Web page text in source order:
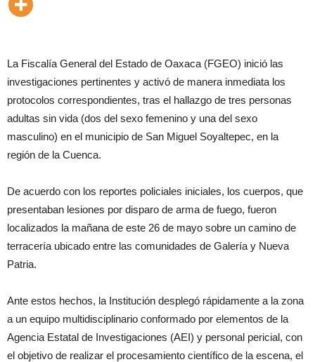
La Fiscalía General del Estado de Oaxaca (FGEO) inició las
investigaciones pertinentes y activó de manera inmediata los
protocolos correspondientes, tras el hallazgo de tres personas
adultas sin vida (dos del sexo femenino y una del sexo
masculino) en el municipio de San Miguel Soyaltepec, en la
región de la Cuenca.
De acuerdo con los reportes policiales iniciales, los cuerpos, que
presentaban lesiones por disparo de arma de fuego, fueron
localizados la mañana de este 26 de mayo sobre un camino de
terracería ubicado entre las comunidades de Galería y Nueva
Patria.
Ante estos hechos, la Institución desplegó rápidamente a la zona
a un equipo multidisciplinario conformado por elementos de la
Agencia Estatal de Investigaciones (AEI) y personal pericial, con
el objetivo de realizar el procesamiento científico de la escena, el